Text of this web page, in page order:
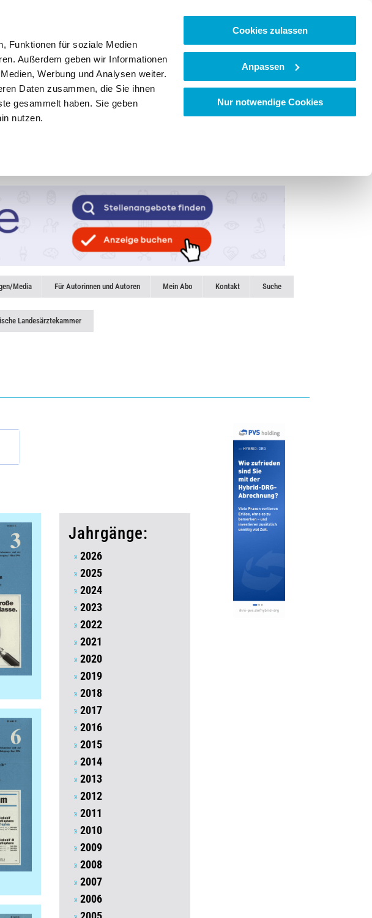
Funktionen für soziale Medien
Außerdem geben wir Informationen
Werbung und Analysen weiter.
Daten zusammen, die Sie ihnen
gesammelt haben. Sie geben
nutzen.
Cookies zulassen
Anpassen
Nur notwendige Cookies
Media Für Autorinnen und Autoren Mein Abo Kontakt Suche
Landesärztekammer
Jahrgänge:
2026
2025
2024
2023
2022
2021
2020
2019
2018
2017
2016
2015
2014
2013
2012
2011
2010
2009
2008
2007
2006